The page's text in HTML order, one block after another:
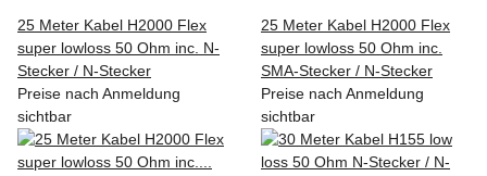
25 Meter Kabel H2000 Flex
super lowloss 50 Ohm inc. N-
Stecker / N-Stecker
Preise nach Anmeldung
sichtbar
25 Meter Kabel H2000 Flex
super lowloss 50 Ohm inc.
SMA-Stecker / N-Stecker
Preise nach Anmeldung
sichtbar